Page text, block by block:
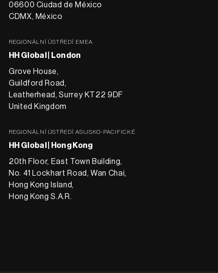
06600 Ciudad de México
CDMX, México
REGIONÁLNÍ ÚSTŘEDÍ EMEA
HH Global | London
Grove House,
Guildford Road,
Leatherhead, Surrey KT22 9DF
United Kingdom
REGIONÁLNÍ ÚSTŘEDÍ ASIJSKO-PACIFICKÉ
HH Global | Hong Kong
20th Floor, East Town Building,
No. 41 Lockhart Road, Wan Chai,
Hong Kong Island,
Hong Kong S.A.R.